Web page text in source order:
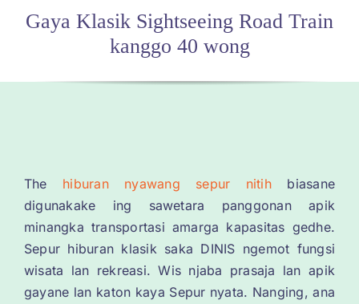
Gaya Klasik Sightseeing Road Train
kanggo 40 wong
The hiburan nyawang sepur nitihbiasane
digunakake ing sawetara panggonan apik
minangka transportasi amarga kapasitas gedhe.
Sepur hiburan klasik saka DINIS ngemot fungsi
wisata lan rekreasi. Wis njaba prasaja lan apik
gayane lan katon kaya Sepur nyata. Nanging, ana